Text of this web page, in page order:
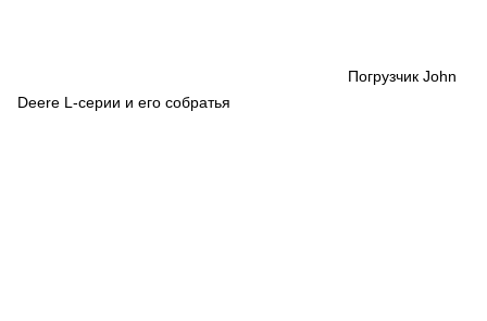
СПЕЦПРОЕКТЫ
Погрузчик John
Deere L-серии и его собратья